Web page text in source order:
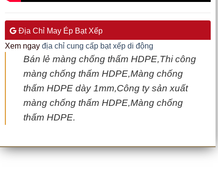
Địa Chỉ May Ép Bạt Xếp
Xem ngay địa chỉ cung cấp bạt xếp di động
Bán lẻ màng chống thấm HDPE,Thi công
màng chống thấm HDPE,Màng chống
thấm HDPE dày 1mm,Công ty sản xuất
màng chống thấm HDPE,Màng chống
thấm HDPE.